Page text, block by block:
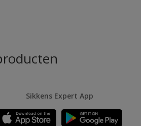
Sikkens Expert App